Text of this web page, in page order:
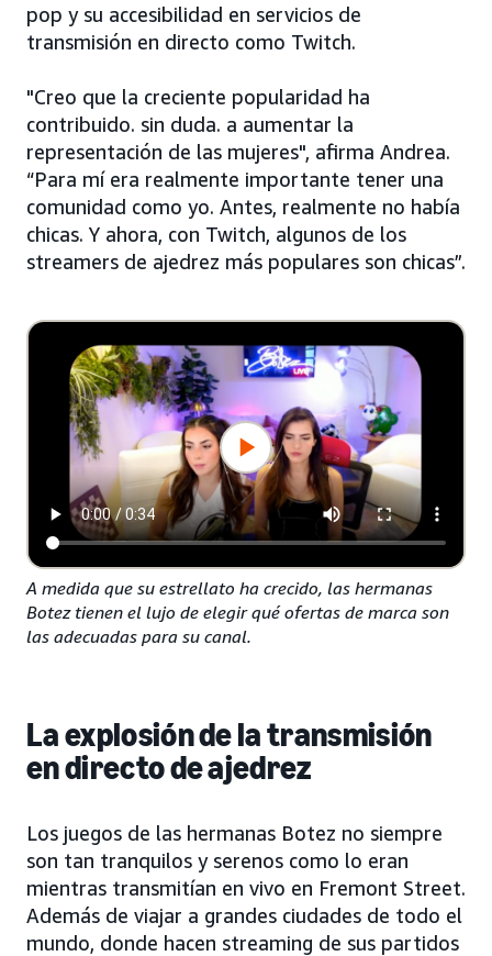
pop y su accesibilidad en servicios de
transmisión en directo como Twitch.
"Creo que la creciente popularidad ha
contribuido. sin duda. a aumentar la
representación de las mujeres", afirma Andrea.
“Para mí era realmente importante tener una
comunidad como yo. Antes, realmente no había
chicas. Y ahora, con Twitch, algunos de los
streamers de ajedrez más populares son chicas”.
A medida que su estrellato ha crecido, las hermanas
Botez tienen el lujo de elegir qué ofertas de marca son
las adecuadas para su canal.
La explosión de la transmisión
en directo de ajedrez
Los juegos de las hermanas Botez no siempre
son tan tranquilos y serenos como lo eran
mientras transmitían en vivo en Fremont Street.
Además de viajar a grandes ciudades de todo el
mundo, donde hacen streaming de sus partidos